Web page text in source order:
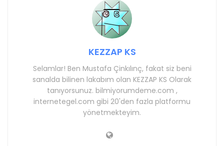
KEZZAP KS
Selamlar! Ben Mustafa Çinkılınç, fakat siz beni
sanalda bilinen lakabım olan KEZZAP KS Olarak
tanıyorsunuz. bilmiyorumdeme.com ,
internetegel.com gibi 20'den fazla platformu
yönetmekteyim.